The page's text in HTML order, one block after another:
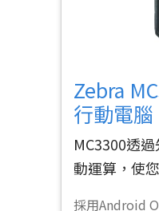
Zebra
行動電腦
MC3300透
動運算，使
採用Android